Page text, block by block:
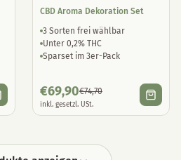
CBD Aroma Dekoration Set
3 Sorten frei wählbar
Unter 0,2% THC
Sparset im 3er-Pack
€69,90€74,70
inkl. gesetzl. USt.